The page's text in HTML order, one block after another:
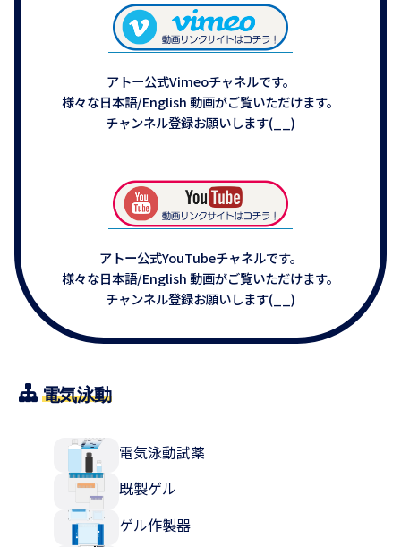
アトー公式Vimeoチャネルです。
様々な日本語/English 動画がご覧いただけます。
チャンネル登録お願いします(__)
アトー公式YouTubeチャネルです。
様々な日本語/English 動画がご覧いただけます。
チャンネル登録お願いします(__)
電気泳動
電気泳動試薬
既製ゲル
ゲル作製器